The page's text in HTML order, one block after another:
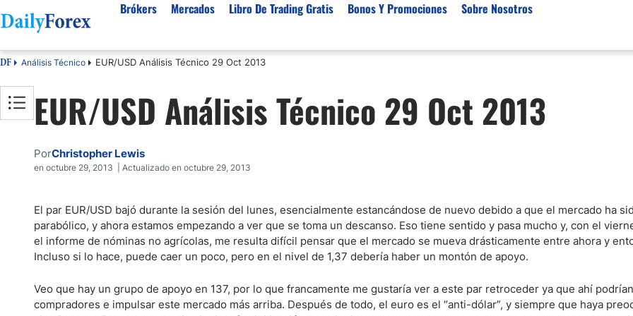
Brókers
España
Argentina
Rep. Dominicana
Mexico
Costa Rica
Venezuela
Guatemala
El Salvador
Brokers Regulados
Brokers Para Scalping
Brokers por Categoría
Lista de Mejores Prop
Empresas de Fondeo en
Mercados
Divisas
EUR/USD
USD/PEN
Materias Primas
Precio del Cafe
Precio del Cacao
Oro (XAU/USD)
Plata (XAG/USD)
Indices
Análisis Forex
Señales Forex Gratis
Mercado de Acciones
Libro De Trading Gratis Bonos Y Promociones Sobre Nosotros
Sobre Nosotros
Política editorial
Cómo generamos ingresos
Nuestra metodología
Por qué confiar en nosotros
DF Análisis Técnico EUR/USD Análisis Técnico 29 Oct 2013
EUR/USD Análisis Técnico 29 Oct 2013
PorChristopher Lewis
en octubre 29, 2013 | Actualizado en octubre 29, 2013
El par EUR/USD bajó durante la sesión del lunes, esencialmente estancándose de nuevo debido a que el mercado ha
parabólico, y ahora estamos empezando a ver que se toma un descanso. Eso tiene sentido y pasa mucho y, con el
el informe de nóminas no agrícolas, me resulta difícil pensar que el mercado se mueva drásticamente entre ahora y
Incluso si lo hace, puede caer un poco, pero en el nivel de 1,37 debería haber un montón de apoyo.
Veo que hay un grupo de apoyo en 137, por lo que francamente me gustaría ver a este par retroceder ya que ahí
compradores e impulsar este mercado más arriba. Después de todo, el euro es el “anti-dólar”, y siempre que haya